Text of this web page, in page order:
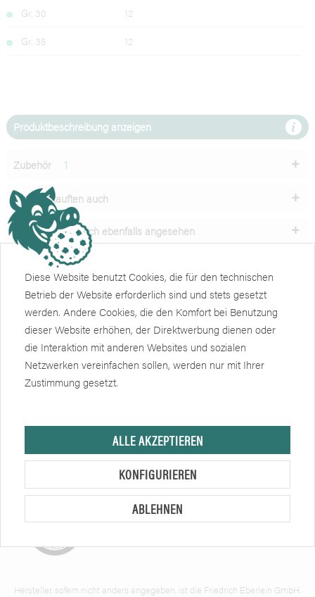
Gr. 30
12
Gr. 35
12
Produktbeschreibung anzeigen
Zubehör 1
Kunden kauften auch
Kunden haben sich ebenfalls angesehen
Unser Service
Shop
Informationen
Weiteres
Zertifikate Soziale Netzwerke
Hersteller, sofern nicht anders angegeben, ist die Friedrich Eberlein GmbH.
Diese Website benutzt Cookies, die für den technischen
Betrieb der Website erforderlich sind und stets gesetzt
werden. Andere Cookies, die den Komfort bei Benutzung
dieser Website erhöhen, der Direktwerbung dienen oder
die Interaktion mit anderen Websites und sozialen
Netzwerken vereinfachen sollen, werden nur mit Ihrer
Zustimmung gesetzt.
ALLE AKZEPTIEREN
KONFIGURIEREN
ABLEHNEN